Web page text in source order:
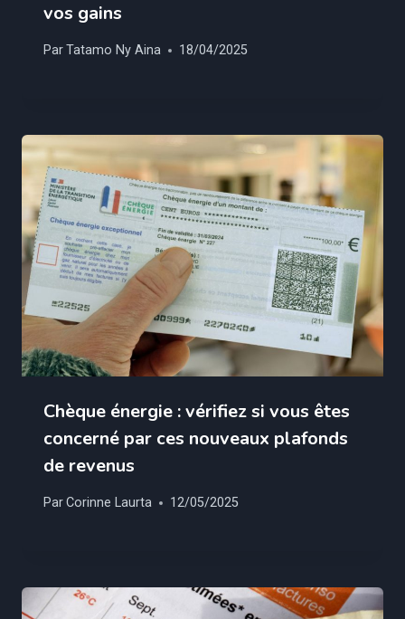
vos gains
ParTatamo Ny Aina 18/04/2025
Chèque énergie : vérifiez si vous êtes
concerné par ces nouveaux plafonds
de revenus
ParCorinne Laurta 12/05/2025